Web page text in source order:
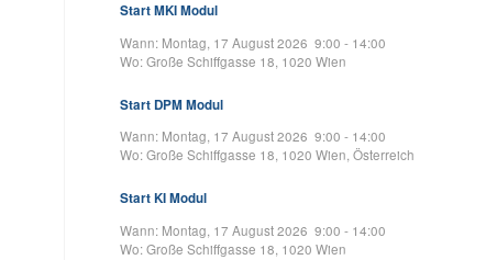
Start MKI Modul
Wann: Montag, 17 August 2026 9:00 - 14:00
Wo:Große Schiffgasse 18, 1020 Wien
Start DPM Modul
Wann: Montag, 17 August 2026 9:00 - 14:00
Wo:Große Schiffgasse 18, 1020 Wien, Österreich
Start KI Modul
Wann: Montag, 17 August 2026 9:00 - 14:00
Wo:Große Schiffgasse 18, 1020 Wien